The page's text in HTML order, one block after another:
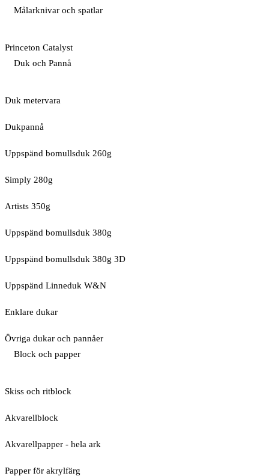
Målarknivar och spatlar
Princeton Catalyst
Duk och Pannå
Duk metervara
Dukpannå
Uppspänd bomullsduk 260g
Simply 280g
Artists 350g
Uppspänd bomullsduk 380g
Uppspänd bomullsduk 380g 3D
Uppspänd Linneduk W&N
Enklare dukar
Övriga dukar och pannåer
Block och papper
Skiss och ritblock
Akvarellblock
Akvarellpapper - hela ark
Papper för akrylfärg